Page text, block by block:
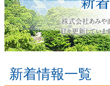
新着情報一覧